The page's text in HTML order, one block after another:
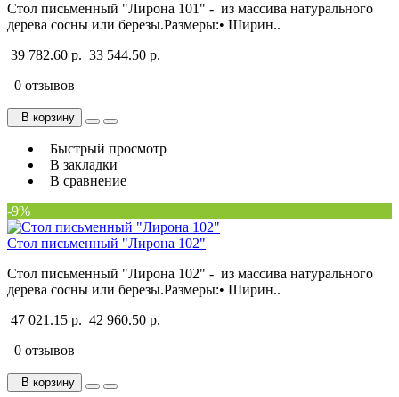
Стол письменный "Лирона 101" - из массива натурального
дерева сосны или березы.Размеры:• Ширин..
39 782.60 р. 33 544.50 р.
0 отзывов
В корзину
Быстрый просмотр
В закладки
В сравнение
-9%
Стол письменный "Лирона 102"
Стол письменный "Лирона 102" - из массива натурального
дерева сосны или березы.Размеры:• Ширин..
47 021.15 р. 42 960.50 р.
0 отзывов
В корзину